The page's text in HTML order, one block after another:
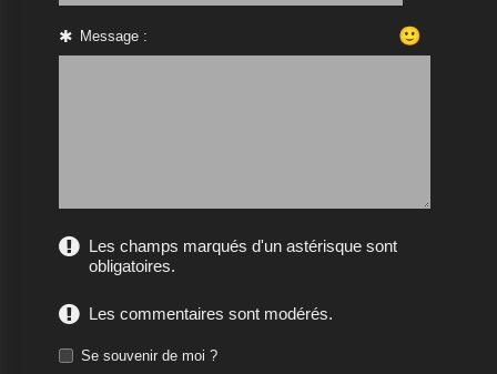
Message : 🙂
Les champs marqués d'un astérisque sont
obligatoires.
Les commentaires sont modérés.
Se souvenir de moi ?